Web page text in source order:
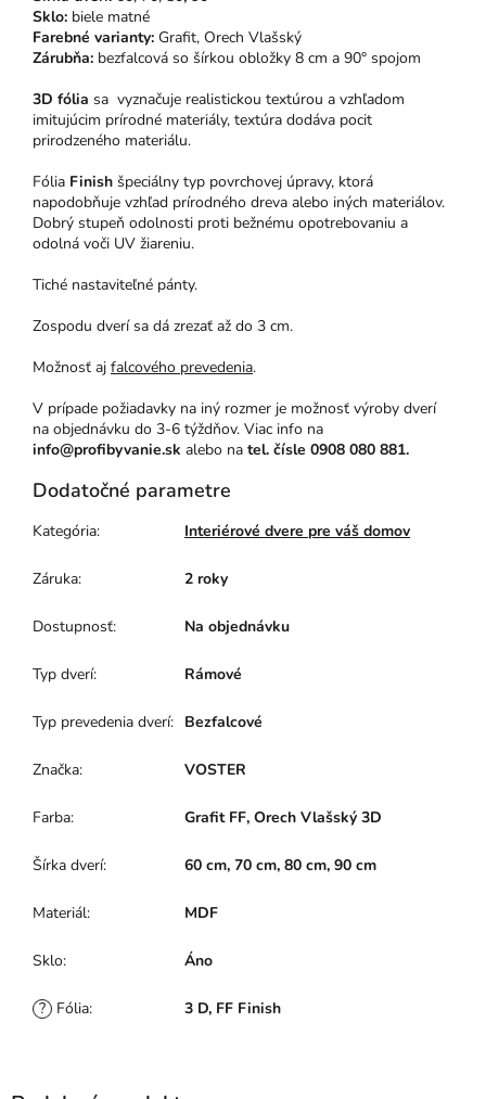
Sklo: biele matné
Farebné varianty: Grafit, Orech Vlašský
Zárubňa: bezfalcová so šírkou obložky 8 cm a 90° spojom
3D fólia sa vyznačuje realistickou textúrou a vzhľadom
imitujúcim prírodné materiály, textúra dodáva pocit
prirodzeného materiálu.
Fólia Finish špeciálny typ povrchovej úpravy, ktorá
napodobňuje vzhľad prírodného dreva alebo iných materiálov.
Dobrý stupeň odolnosti proti bežnému opotrebovaniu a
odolná voči UV žiareniu.
Tiché nastaviteľné pánty.
Zospodu dverí sa dá zrezať až do 3 cm.
Možnosť aj falcového prevedenia.
V prípade požiadavky na iný rozmer je možnosť výroby dverí
na objednávku do 3-6 týždňov. Viac info na
info@profibyvanie.sk alebo na tel. čísle 0908 080 881.
Dodatočné parametre
Kategória: Interiérové dvere pre váš domov
Záruka: 2 roky
Dostupnosť: Na objednávku
Typ dverí: Rámové
Typ prevedenia dverí: Bezfalcové
Značka: VOSTER
Farba: Grafit FF, Orech Vlašský 3D
Šírka dverí: 60 cm, 70 cm, 80 cm, 90 cm
Materiál: MDF
Sklo: Áno
? Fólia: 3 D, FF Finish